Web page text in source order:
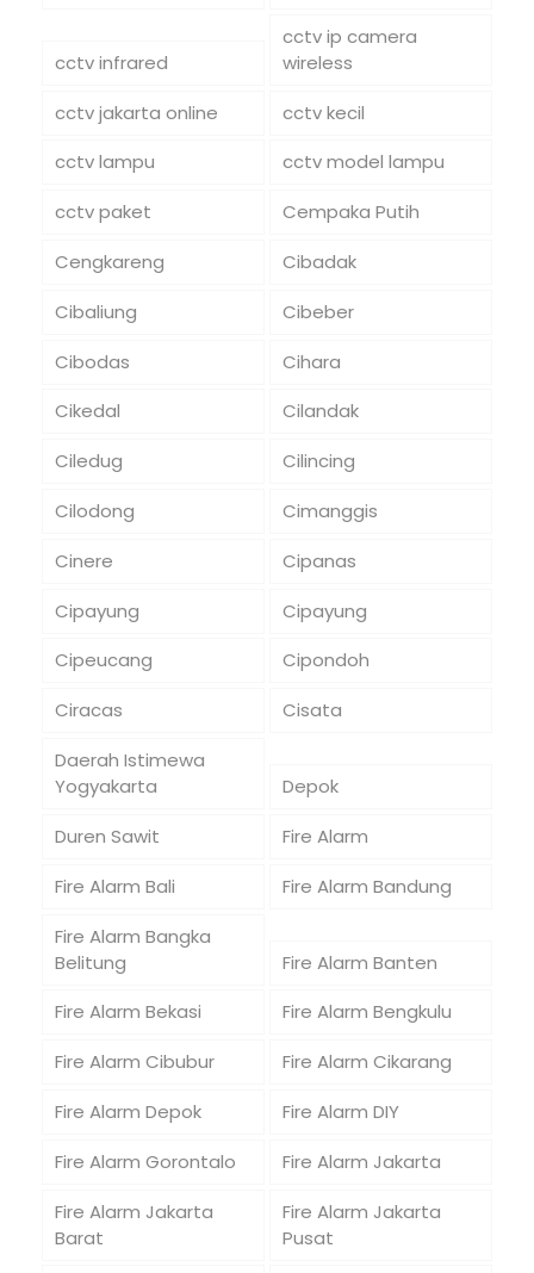
cctv infrared
cctv ip camera
wireless
cctv jakarta online
cctv kecil
cctv lampu
cctv model lampu
cctv paket
Cempaka Putih
Cengkareng
Cibadak
Cibaliung
Cibeber
Cibodas
Cihara
Cikedal
Cilandak
Ciledug
Cilincing
Cilodong
Cimanggis
Cinere
Cipanas
Cipayung
Cipayung
Cipeucang
Cipondoh
Ciracas
Cisata
Daerah Istimewa
Yogyakarta
Depok
Duren Sawit
Fire Alarm
Fire Alarm Bali
Fire Alarm Bandung
Fire Alarm Bangka
Belitung
Fire Alarm Banten
Fire Alarm Bekasi
Fire Alarm Bengkulu
Fire Alarm Cibubur
Fire Alarm Cikarang
Fire Alarm Depok
Fire Alarm DIY
Fire Alarm Gorontalo
Fire Alarm Jakarta
Fire Alarm Jakarta
Barat
Fire Alarm Jakarta
Pusat